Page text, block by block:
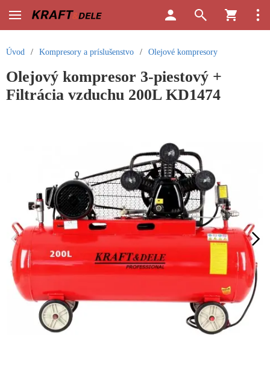
Úvod / Kompresory a príslušenstvo / Olejové kompresory
Olejový kompresor 3-piestový +
Filtrácia vzduchu 200L KD1474